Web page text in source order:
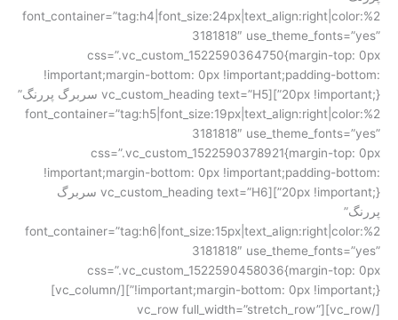
font_container=”tag:h4|font_size:24px|text_align:right|color:%2
3181818″ use_theme_fonts=”yes”
css=”.vc_custom_1522590364750{margin-top: 0px
!important;margin-bottom: 0px !important;padding-bottom:
20px !important;}”][vc_custom_heading text=”H5 سربرگ پررنگ”
font_container=”tag:h5|font_size:19px|text_align:right|color:%2
3181818″ use_theme_fonts=”yes”
css=”.vc_custom_1522590378921{margin-top: 0px
!important;margin-bottom: 0px !important;padding-bottom:
20px !important;}”][vc_custom_heading text=”H6 سربرگ
پررنگ”
font_container=”tag:h6|font_size:15px|text_align:right|color:%2
3181818″ use_theme_fonts=”yes”
css=”.vc_custom_1522590458036{margin-top: 0px
!important;margin-bottom: 0px !important;}”][/vc_column]
[/vc_row][vc_row full_width=”stretch_row”